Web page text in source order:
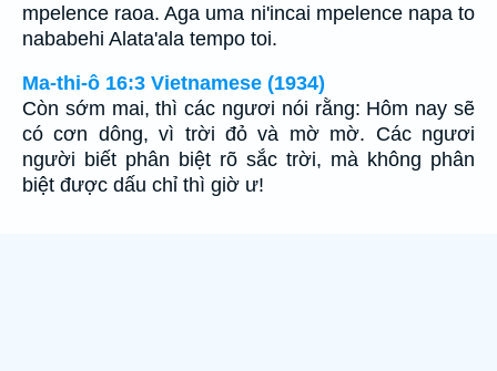
mpelence raoa. Aga uma ni'incai mpelence napa to
nababehi Alata'ala tempo toi.
Ma-thi-ô 16:3 Vietnamese (1934)
Còn sớm mai, thì các ngươi nói rằng: Hôm nay sẽ
có cơn dông, vì trời đỏ và mờ mờ. Các ngươi
người biết phân biệt rõ sắc trời, mà không phân
biệt được dấu chỉ thì giờ ư!